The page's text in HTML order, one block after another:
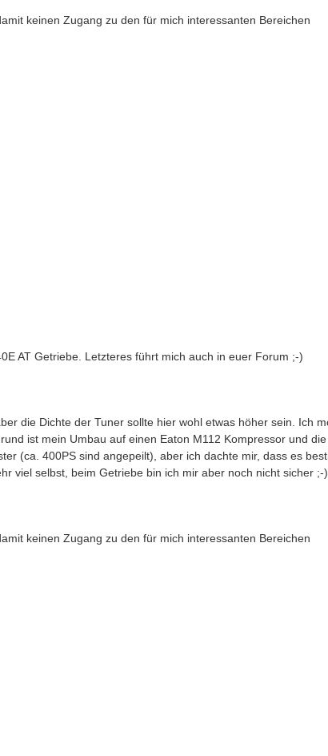
keinen Zugang zu den für mich interessanten Bereichen
AT Getriebe. Letzteres führt mich auch in euer Forum ;-)
die Dichte der Tuner sollte hier wohl etwas höher sein. Ich
ist mein Umbau auf einen Eaton M112 Kompressor und
(ca. 400PS sind angepeilt), aber ich dachte mir, dass es
viel selbst, beim Getriebe bin ich mir aber noch nicht sicher ;-)
keinen Zugang zu den für mich interessanten Bereichen